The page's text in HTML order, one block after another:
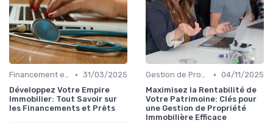
Financement et Prêts Immobiliers • 31/03/2025
Développez Votre Empire
Immobilier: Tout Savoir sur
les Financements et Prêts
Gestion de Propriété • 04/11/2025
Maximisez la Rentabilité de
Votre Patrimoine: Clés pour
une Gestion de Propriété
Immobilière Efficace